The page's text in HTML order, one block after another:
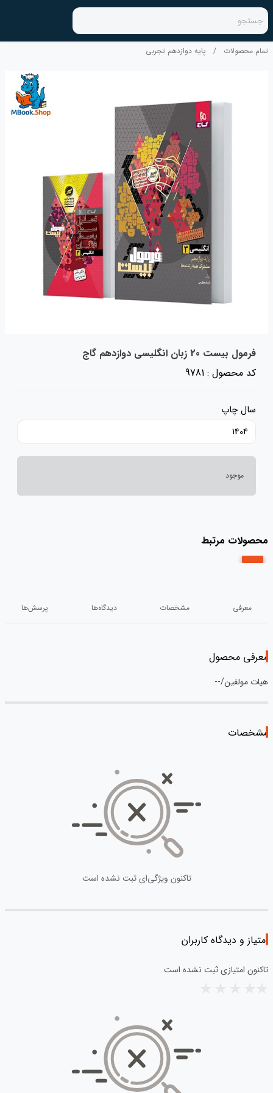
جستجو
تمام محصولات / پایه دوازدهم تجربی
فرمول بیست 20 زبان انگلیسی دوازدهم گاج
کد محصول : 9781
سال چاپ
1404
موجود
محصولات مرتبط
معرفی مشخصات دیدگاه‌ها پرسش‌ها
معرفی محصول
هیات مولفین/--
مشخصات
تاکنون ویژگی‌ای ثبت نشده است
امتیاز و دیدگاه کاربران
تاکنون امتیازی ثبت نشده است